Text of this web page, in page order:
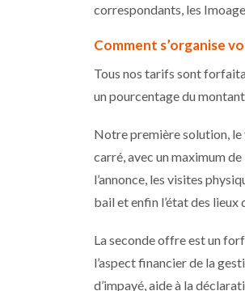
correspondants, les
Comment s’organise
Tous nos tarifs sont
un pourcentage du
Notre première solution,
carré, avec un maximum
l’annonce, les visites
bail et enfin l’état des lieux
La seconde offre est un
l’aspect financier de la
d’impayé, aide à la